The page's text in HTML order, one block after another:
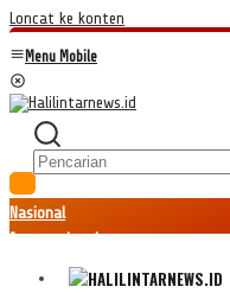
Loncat ke konten
Menu Mobile
Nasional
Internasional